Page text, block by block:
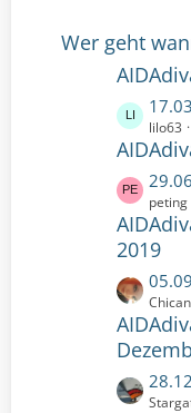
e
i
t
r
ä
g
e
t
e
B
e
i
r
g
e
Wer geht
L
e
t
t
e
B
e
i
t
r
ä
e
lilo63
L
e
t
z
e
B
e
i
t
r
peting
2019
L
e
t
z
e
L
e